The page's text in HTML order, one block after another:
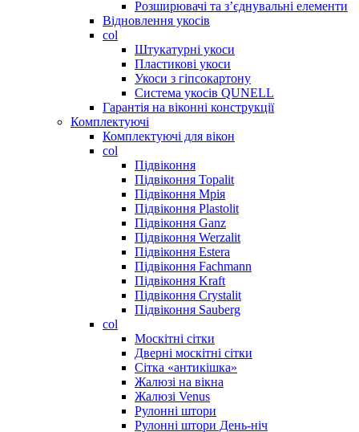
Розширювачі та з’єднувальні елементи
Відновлення укосів
col
Штукатурні укоси
Пластикові укоси
Укоси з гіпсокартону
Система укосів QUNELL
Гарантія на віконні конструкції
Комплектуючі
Комплектуючі для вікон
col
Підвіконня
Підвіконня Topalit
Підвіконня Мрія
Підвіконня Plastolit
Підвіконня Ganz
Підвіконня Werzalit
Підвіконня Estera
Підвіконня Fachmann
Підвіконня Kraft
Підвіконня Crystalit
Підвіконня Sauberg
col
Москітні сітки
Дверні москітні сітки
Сітка «антикішка»
Жалюзі на вікна
Жалюзі Venus
Рулонні штори
Рулонні штори День-ніч